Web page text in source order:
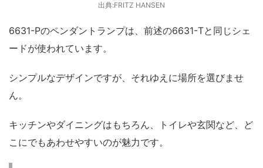
出典:FRITZ HANSEN
6631-Pのペンダントランプは、前述の6631-Tと同じシェ
ードが使われています。
シンプルなデザインですが、それゆえに場所を選びませ
ん。
キッチンやダイニングはもちろん、トイレや玄関など、ど
こにでもあわせやすいのが魅力です。